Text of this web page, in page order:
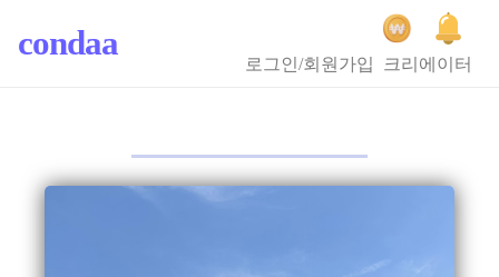
condaa
로그인/회원가입 크리에이터